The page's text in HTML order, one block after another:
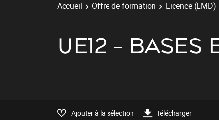
Accueil Offre de formation Licence (LMD)
UE12 - BASES
Ajouter à la sélection Télécharger